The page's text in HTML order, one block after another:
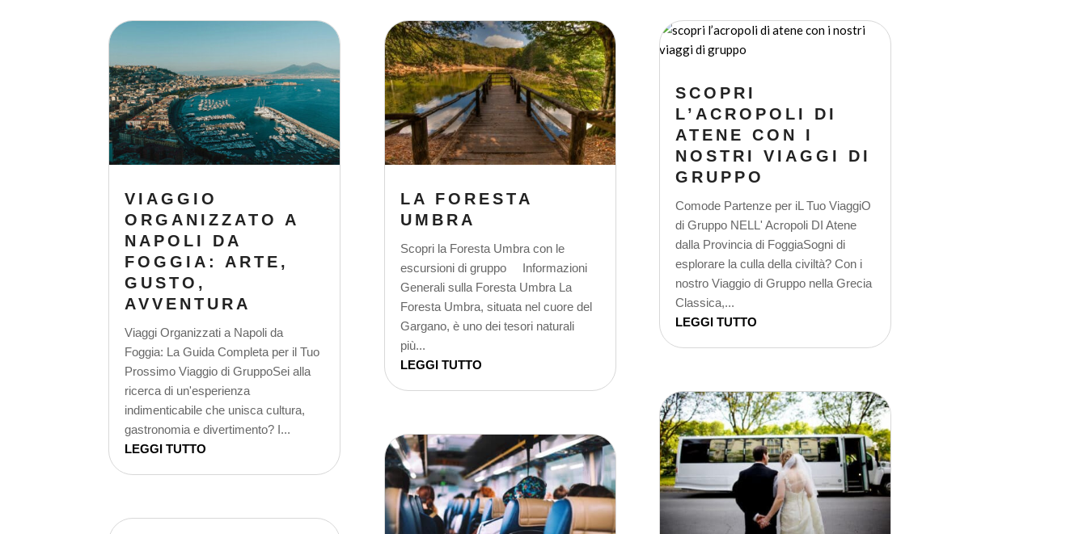
VIAGGIO
ORGANIZZATO A
NAPOLI DA
FOGGIA: ARTE,
GUSTO,
AVVENTURA
Viaggi Organizzati a Napoli da
Foggia: La Guida Completa per il Tuo
Prossimo Viaggio di GruppoSei alla
ricerca di un'esperienza
indimenticabile che unisca cultura,
gastronomia e divertimento? I...
LEGGI TUTTO
LA FORESTA
UMBRA
Scopri la Foresta Umbra con le
escursioni di gruppo Informazioni
Generali sulla Foresta Umbra La
Foresta Umbra, situata nel cuore del
Gargano, è uno dei tesori naturali
più...
LEGGI TUTTO
SCOPRI
L’ACROPOLI DI
ATENE CON I
NOSTRI VIAGGI DI
GRUPPO
Comode Partenze per iL Tuo ViaggiO
di Gruppo NELL' Acropoli DI Atene
dalla Provincia di FoggiaSogni di
esplorare la culla della civiltà? Con i
nostro Viaggio di Gruppo nella Grecia
Classica,...
LEGGI TUTTO